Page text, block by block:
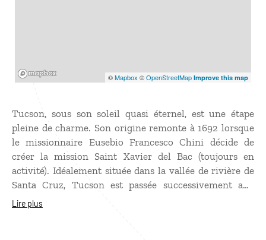
©Mapbox ©OpenStreetMap Improve this map
Tucson, sous son soleil quasi éternel, est une étape
pleine de charme. Son origine remonte à 1692 lorsque
le missionnaire Eusebio Francesco Chini décide de
créer la mission Saint Xavier del Bac (toujours en
activité). Idéalement située dans la vallée de rivière de
Santa Cruz, Tucson est passée successivement aux
mains des Espagnols, des Apaches, des Mexicains avant
Lire plus